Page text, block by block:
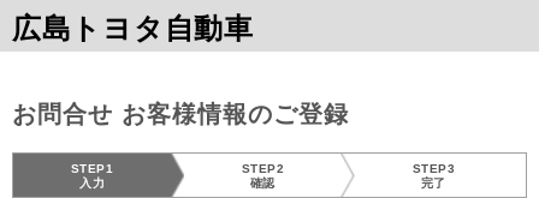
広島トヨタ自動車
お問合せ お客様情報のご登録
STEP1
入力
STEP2
確認
STEP3
完了